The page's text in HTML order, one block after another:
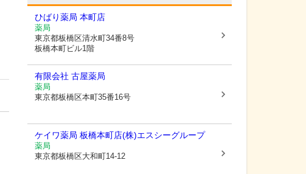
ひばり薬局 本町店
薬局
東京都板橋区清水町34番8号
板橋本町ビル1階
有限会社 古屋薬局
薬局
東京都板橋区本町35番16号
ケイワ薬局 板橋本町店(株)エスシーグループ
薬局
東京都板橋区大和町14-12